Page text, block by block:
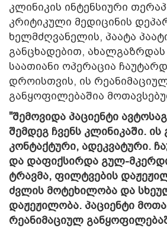
კლინიკის ინტენსიური
კრიტიკული მედიცინის
ხელმძღვანელის, პაატა
განცხადებით, ახალგაზრდას
საათიანი ოპერაცია
დროისთვის, ის
განყოფილებაშია
"შემოვიდა პაციენტი
შემდეგ ჩვენს კლინიკაში.
კონტაქტური, ადეკვატური.
და დაფიქსირდა გულ-
ტრავმა, ფილტვების
ძვლის მოტეხილობა და
დაჟეჟილობა. პაციენტი
რეანიმაციულ